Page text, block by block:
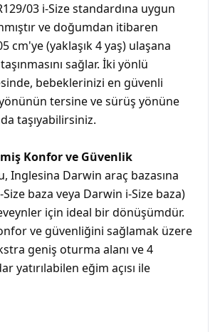
03 i-Size standardına uygun
ve doğumdan itibaren
cm'ye (yaklaşık 4 yaş) ulaşana
sağlar. İki yönlü
bebeklerinizi en güvenli
tersine ve sürüş yönüne
taşıyabilirsiniz.
Konfor ve Güvenlik
Inglesina Darwin araç bazasına
baza veya Darwin i-Size baza)
için ideal bir dönüşümdür.
ve güvenliğini sağlamak üzere
geniş oturma alanı ve 4
yatırılabilen eğim açısı ile